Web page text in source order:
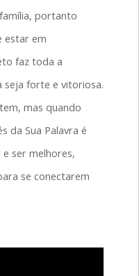
portanto
estar em
faz toda a
seja forte e vitoriosa.
mas quando
da Sua Palavra é
ser melhores,
se conectarem